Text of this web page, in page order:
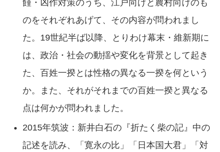
饉・凶作対策のうち、江戸向けと農村向けのも
のをそれぞれあげて、その内容が問われまし
た。19世紀半ば以降、とりわけ幕末・維新期に
は、政治・社会の動揺や変化を背景として起き
た、百姓一揆とは性格の異なる一揆を何という
か。また、それがそれまでの百姓一揆と異なる
点は何かが問われました。
2015年筑波：新井白石の『折たく柴の記』中の
記述を読み、「寛永の比」「日本国大君」「対